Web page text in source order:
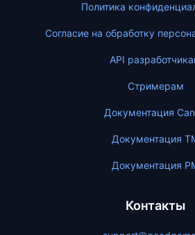
Политика
Согласие на обработку
API
Стримерам
Документация
Документация
Документация
Контакты